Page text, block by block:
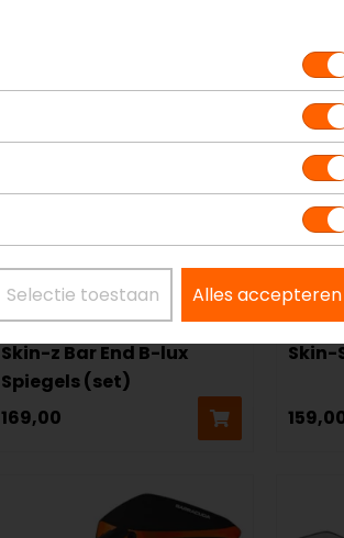
Barracuda
Skin-z Bar End B-lux
Spiegels (set)
169,00
Skin-
Selectie toestaan Alles accepteren